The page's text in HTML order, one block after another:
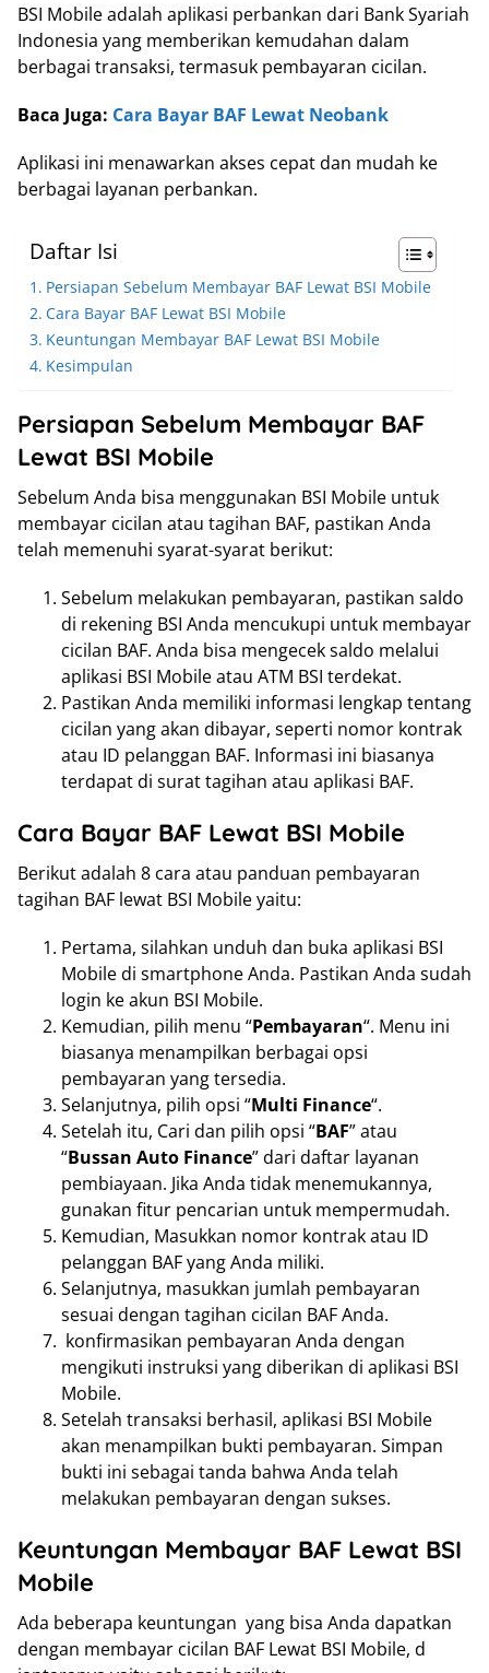
BSI Mobile adalah aplikasi perbankan dari Bank Syariah
Indonesia yang memberikan kemudahan dalam
berbagai transaksi, termasuk pembayaran cicilan.
Baca Juga: Cara Bayar BAF Lewat Neobank
Aplikasi ini menawarkan akses cepat dan mudah ke
berbagai layanan perbankan.
Daftar Isi
Persiapan Sebelum Membayar BAF Lewat BSI Mobile
Cara Bayar BAF Lewat BSI Mobile
Keuntungan Membayar BAF Lewat BSI Mobile
Kesimpulan
Persiapan Sebelum Membayar BAF
Lewat BSI Mobile
Sebelum Anda bisa menggunakan BSI Mobile untuk
membayar cicilan atau tagihan BAF, pastikan Anda
telah memenuhi syarat-syarat berikut:
Sebelum melakukan pembayaran, pastikan saldo
di rekening BSI Anda mencukupi untuk membayar
cicilan BAF. Anda bisa mengecek saldo melalui
aplikasi BSI Mobile atau ATM BSI terdekat.
Pastikan Anda memiliki informasi lengkap tentang
cicilan yang akan dibayar, seperti nomor kontrak
atau ID pelanggan BAF. Informasi ini biasanya
terdapat di surat tagihan atau aplikasi BAF.
Cara Bayar BAF Lewat BSI Mobile
Berikut adalah 8 cara atau panduan pembayaran
tagihan BAF lewat BSI Mobile yaitu:
Pertama, silahkan unduh dan buka aplikasi BSI
Mobile di smartphone Anda. Pastikan Anda sudah
login ke akun BSI Mobile.
Kemudian, pilih menu “Pembayaran“. Menu ini
biasanya menampilkan berbagai opsi
pembayaran yang tersedia.
Selanjutnya, pilih opsi “Multi Finance“.
Setelah itu, Cari dan pilih opsi “BAF” atau
“Bussan Auto Finance” dari daftar layanan
pembiayaan. Jika Anda tidak menemukannya,
gunakan fitur pencarian untuk mempermudah.
Kemudian, Masukkan nomor kontrak atau ID
pelanggan BAF yang Anda miliki.
Selanjutnya, masukkan jumlah pembayaran
sesuai dengan tagihan cicilan BAF Anda.
konfirmasikan pembayaran Anda dengan
mengikuti instruksi yang diberikan di aplikasi BSI
Mobile.
Setelah transaksi berhasil, aplikasi BSI Mobile
akan menampilkan bukti pembayaran. Simpan
bukti ini sebagai tanda bahwa Anda telah
melakukan pembayaran dengan sukses.
Keuntungan Membayar BAF Lewat BSI
Mobile
Ada beberapa keuntungan yang bisa Anda dapatkan
dengan membayar cicilan BAF Lewat BSI Mobile, d